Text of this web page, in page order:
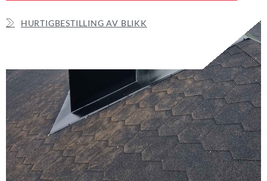
HURTIGBESTILLING AV BLIKK